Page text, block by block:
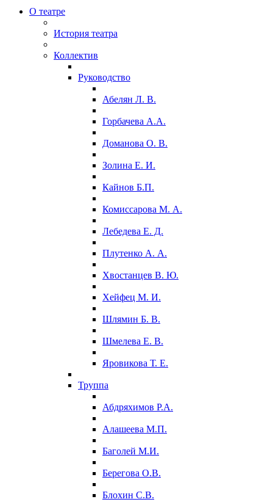
О театре
История театра
Коллектив
Руководство
Абелян Л. В.
Горбачева А.А.
Доманова О. В.
Золина Е. И.
Кайнов Б.П.
Комиссарова М. А.
Лебедева Е. Д.
Плутенко А. А.
Хвостанцев В. Ю.
Хейфец М. И.
Шлямин Б. В.
Шмелева Е. В.
Яровикова Т. Е.
Труппа
Абдряхимов Р.А.
Алашеева М.П.
Баголей М.И.
Берегова О.В.
Блохин С.В.